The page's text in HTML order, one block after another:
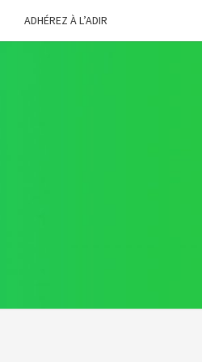
ADHÉREZ À L’ADIR